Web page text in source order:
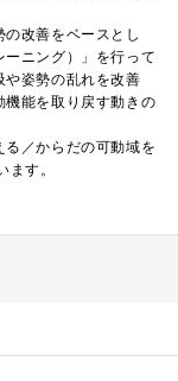
の改善をベースとし
ニング）」を行って
や姿勢の乱れを改善
機能を取り戻す動きの
／からだの可動域を
す。